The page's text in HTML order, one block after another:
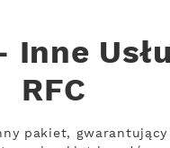
Inne
RFC
pakiet,